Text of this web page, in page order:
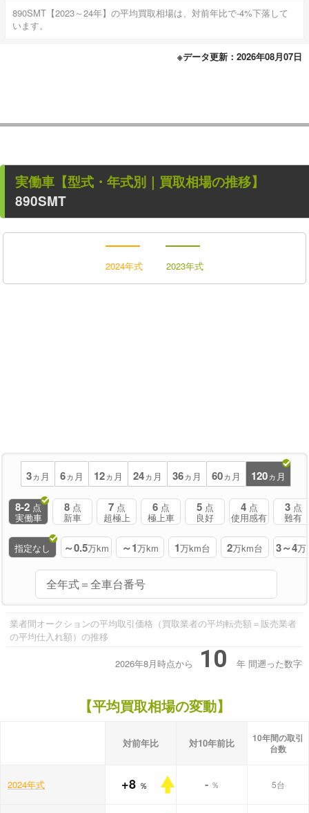
890SMT【2023～24年】の平均買取相場は、対前年比で-4%下落して
います。
※データ更新：2026年08月07日
実働車 【型式・年式別｜買取相場の推移】
890SMT
2024年式 2023年式
3ヵ月 6ヵ月 12ヵ月 24ヵ月 36ヵ月 60ヵ月 120ヵ月
8-2 点
実働車
8 点
新車
7 点
超極上
6 点
極上車
5 点
良好
4 点
使用感有
3 点
難有
指定なし ～0.5万km ～1万km 1万km台 2万km台 3～4万
業者間オークションの平均取引価格（買取業者の平均転売額＝販売業者
の平均仕入れ額）の推移
2026年8月時点から 10 年 間遡った数字
【平均買取相場の変動】
対前年比 対10年前比
10年間の取引
台数
2024年式 +8 ％ - ％ 5台